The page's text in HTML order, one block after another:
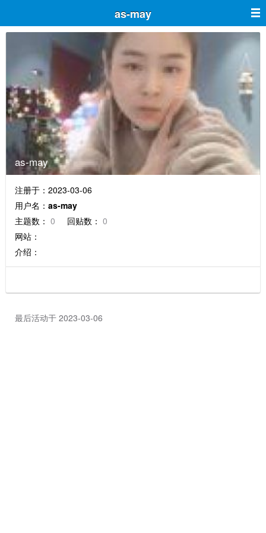
as-may
as-may
注册于：2023-03-06
用户名： as-may
主题数： 0 回贴数： 0
网站：
介绍：
最后活动于 2023-03-06